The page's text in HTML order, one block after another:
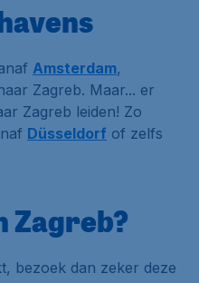
Amsterdam,
Zagreb. Maar... er
Zagreb leiden! Zo
Düsseldorf of zelfs
Zagreb?
bezoek dan zeker deze